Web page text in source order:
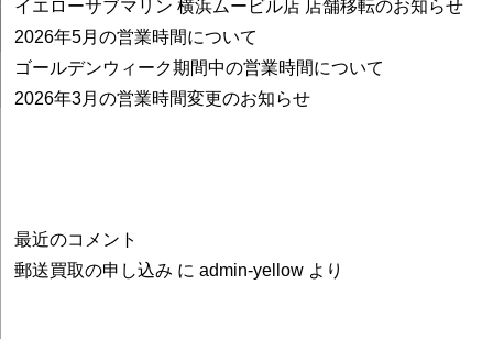
イエローサブマリン 横浜ムービル店 店舗移転のお知らせ
2026年5月の営業時間について
ゴールデンウィーク期間中の営業時間について
2026年3月の営業時間変更のお知らせ
最近のコメント
郵送買取の申し込み にadmin-yellow より